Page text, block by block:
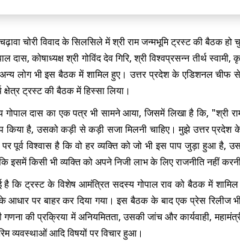
चढ़ावा चोरी विवाद के सिलसिले में श्री राम जन्मभूमि ट्रस्ट की बैठक
दास, कोषाध्यक्ष श्री गोविंद देव गिरि, श्री विश्वप्रसन्न तीर्थ
लोग भी इस बैठक में शामिल हुए। उत्तर प्रदेश के एडिशनल चीफ
क्षेत्र ट्रस्ट की बैठक में हिस्सा लिया।
दास का एक पत्र भी सामने आया, जिसमें लिखा है कि, "श्री
किया है, उसको कड़ी से कड़ी सजा मिलनी चाहिए। मुझे उत्तर प्रदेश
पर पूर्व विश्वास है कि वो हर व्यक्ति को जो भी इस पाप जुड़ा हुआ
इसमें किसी भी व्यक्ति को अपने निजी लाभ के लिए राजनीति नहीं
है कि ट्रस्ट के विशेष आमंत्रित सदस्य गोपाल राव को बैठक में
पर बाहर कर दिया गया। इस बैठक के बाद एक प्रेस रिलीज
गणना की प्रक्रिया में अनियमितता, उसकी जांच और कार्यवाही,
व्यवस्थाओं आदि विषयों पर विचार हुआ।
मलबे में लोगों के दबे होने की आशंका